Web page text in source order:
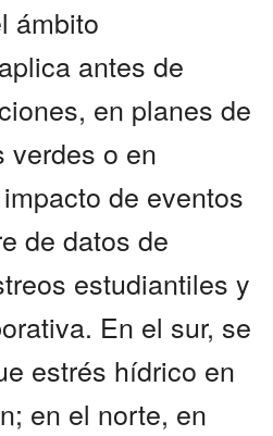
ámbito
antes de
en planes de
verdes o en
de eventos
de datos de
estudiantiles y
En el sur, se
estrés hídrico en
en el norte, en